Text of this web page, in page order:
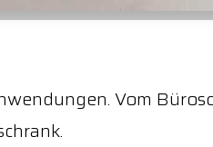
Vom